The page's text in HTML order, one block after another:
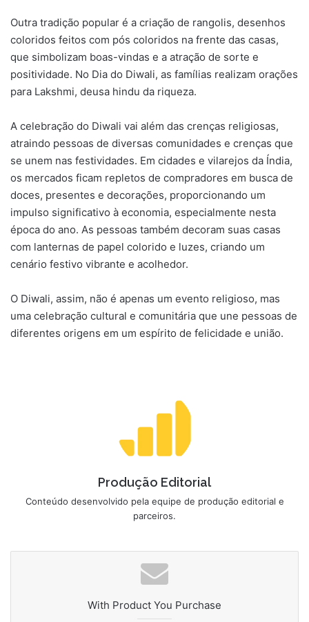
Outra tradição popular é a criação de rangolis, desenhos
coloridos feitos com pós coloridos na frente das casas,
que simbolizam boas-vindas e a atração de sorte e
positividade. No Dia do Diwali, as famílias realizam orações
para Lakshmi, deusa hindu da riqueza.
A celebração do Diwali vai além das crenças religiosas,
atraindo pessoas de diversas comunidades e crenças que
se unem nas festividades. Em cidades e vilarejos da Índia,
os mercados ficam repletos de compradores em busca de
doces, presentes e decorações, proporcionando um
impulso significativo à economia, especialmente nesta
época do ano. As pessoas também decoram suas casas
com lanternas de papel colorido e luzes, criando um
cenário festivo vibrante e acolhedor.
O Diwali, assim, não é apenas um evento religioso, mas
uma celebração cultural e comunitária que une pessoas de
diferentes origens em um espírito de felicidade e união.
Produção Editorial
Conteúdo desenvolvido pela equipe de produção editorial e
parceiros.
With Product You Purchase